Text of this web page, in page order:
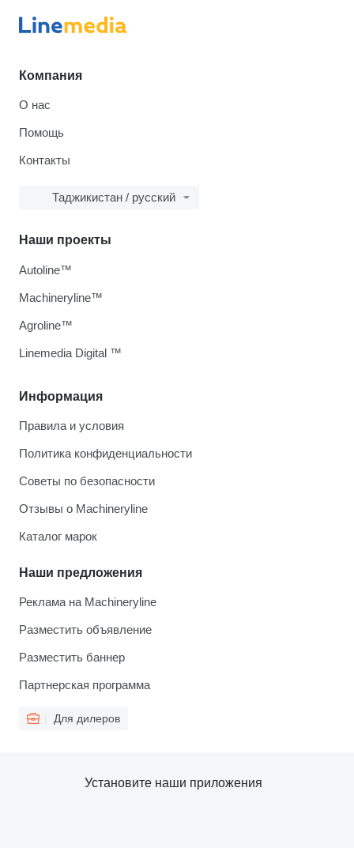
Компания
О нас
Помощь
Контакты
Таджикистан / русский
Информация
Правила и условия
Политика конфиденциальности
Советы по безопасности
Отзывы о Machineryline
Каталог марок
Наши предложения
Реклама на Machineryline
Разместить объявление
Разместить баннер
Партнерская программа
Для дилеров
Наши проекты
Autoline™
Machineryline™
Agroline™
Linemedia Digital ™
Установите наши приложения